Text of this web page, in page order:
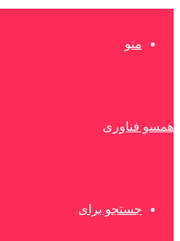
منو
همسو فناوری
جستجو برای